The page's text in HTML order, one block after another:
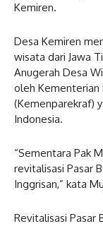
Kemiren.
Desa Kemiren
wisata dari Jawa
Anugerah Desa
oleh Kementerian
(Kemenparekraf)
Indonesia.
“Sementara Pak
revitalisasi Pasar
Inggrisan,” kata
Revitalisasi Pasar